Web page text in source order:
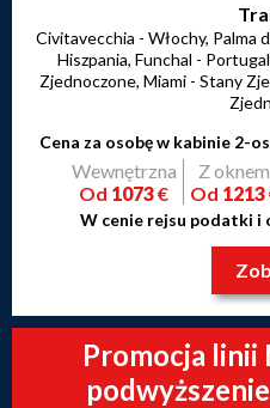
Civitavecchia - Włochy, Palma
Hiszpania, Funchal -
Zjednoczone, Miami - Stany
Cena za osobę w kabinie 2-
Wewnętrzna
Od 1073€
Z oknem
Od 1213
W cenie rejsu podatki i
Promocja linii